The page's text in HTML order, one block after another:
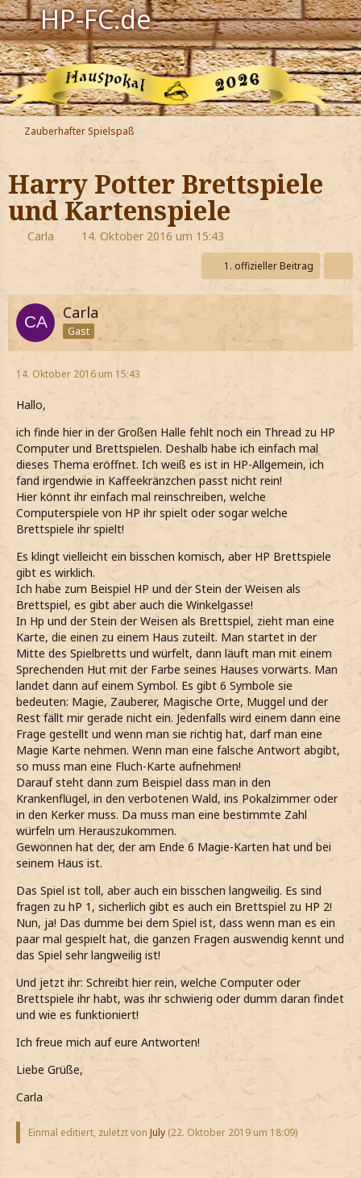
HP-FC.de
Navigation
Harry Potter
Der HP-FC
Hogwarts
Zauberwelt
Willkommen
Jetzt Fanclub-Mitglied werden!
Zauberhafter Spielspaß
Harry Potter Brettspiele
und Kartenspiele
Carla 14. Oktober 2016 um 15:43
1. offizieller Beitrag
Carla
Gast
14. Oktober 2016 um 15:43
Hallo,
ich finde hier in der Großen Halle fehlt noch ein Thread zu HP
Computer und Brettspielen. Deshalb habe ich einfach mal
dieses Thema eröffnet. Ich weiß es ist in HP-Allgemein, ich
fand irgendwie in Kaffeekränzchen passt nicht rein!
Hier könnt ihr einfach mal reinschreiben, welche
Computerspiele von HP ihr spielt oder sogar welche
Brettspiele ihr spielt!
Es klingt vielleicht ein bisschen komisch, aber HP Brettspiele
gibt es wirklich.
Ich habe zum Beispiel HP und der Stein der Weisen als
Brettspiel, es gibt aber auch die Winkelgasse!
In Hp und der Stein der Weisen als Brettspiel, zieht man eine
Karte, die einen zu einem Haus zuteilt. Man startet in der
Mitte des Spielbretts und würfelt, dann läuft man mit einem
Sprechenden Hut mit der Farbe seines Hauses vorwärts. Man
landet dann auf einem Symbol. Es gibt 6 Symbole sie
bedeuten: Magie, Zauberer, Magische Orte, Muggel und der
Rest fällt mir gerade nicht ein. Jedenfalls wird einem dann eine
Frage gestellt und wenn man sie richtig hat, darf man eine
Magie Karte nehmen. Wenn man eine falsche Antwort abgibt,
so muss man eine Fluch-Karte aufnehmen!
Darauf steht dann zum Beispiel dass man in den
Krankenflügel, in den verbotenen Wald, ins Pokalzimmer oder
in den Kerker muss. Da muss man eine bestimmte Zahl
würfeln um Herauszukommen.
Gewonnen hat der, der am Ende 6 Magie-Karten hat und bei
seinem Haus ist.
Das Spiel ist toll, aber auch ein bisschen langweilig. Es sind
fragen zu hP 1, sicherlich gibt es auch ein Brettspiel zu HP 2!
Nun, ja! Das dumme bei dem Spiel ist, dass wenn man es ein
paar mal gespielt hat, die ganzen Fragen auswendig kennt und
das Spiel sehr langweilig ist!
Und jetzt ihr: Schreibt hier rein, welche Computer oder
Brettspiele ihr habt, was ihr schwierig oder dumm daran findet
und wie es funktioniert!
Ich freue mich auf eure Antworten!
Liebe Grüße,
Carla
Einmal editiert, zuletzt von July (22. Oktober 2019 um 18:09)